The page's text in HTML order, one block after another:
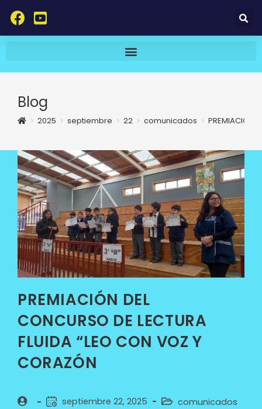
Blog
> 2025 > septiembre > 22 > comunicados > PREMIACIÓN
PREMIACIÓN DEL
CONCURSO DE LECTURA
FLUIDA “LEO CON VOZ Y
CORAZÓN
septiembre 22, 2025 comunicados